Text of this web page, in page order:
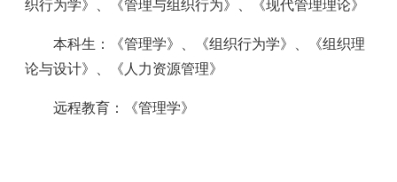
织行为学》、《管理与组织行为》、《现代管理理论》
本科生：《管理学》、《组织行为学》、《组织理
论与设计》、《人力资源管理》
远程教育：《管理学》